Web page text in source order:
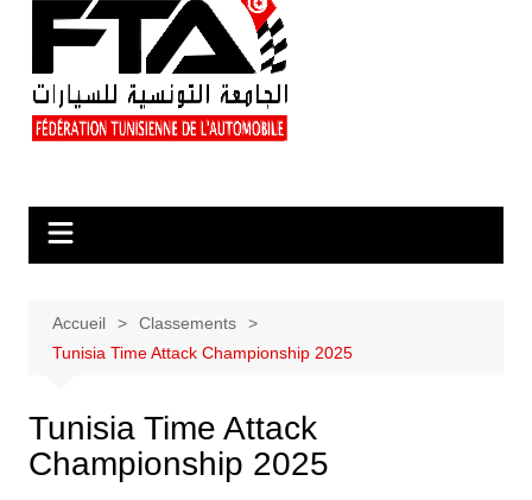
Accueil
Classements
Tunisia Time Attack Championship 2025
Tunisia Time Attack
Championship 2025